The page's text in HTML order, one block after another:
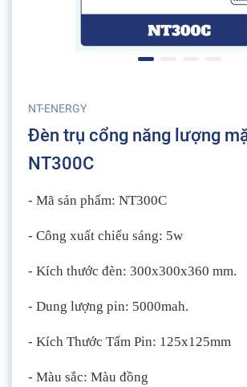
NT-ENERGY
Đèn trụ cổng năng lượng
NT300C
- Mã sản phẩm: NT300C
- Công xuất chiếu sáng: 5w
- Kích thước đèn: 300x300x360 mm.
- Dung lượng pin: 5000mah.
- Kích Thước Tấm Pin: 125x125mm
- Màu sắc: Màu đồng